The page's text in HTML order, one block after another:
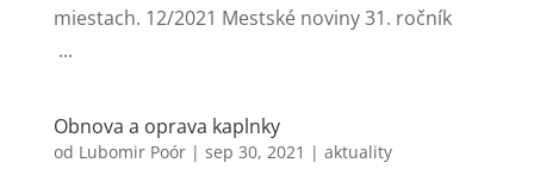
miestach. 12/2021 Mestské noviny 31. ročník
...
Obnova a oprava kaplnky
od Lubomir Poór| sep 30, 2021 | aktuality